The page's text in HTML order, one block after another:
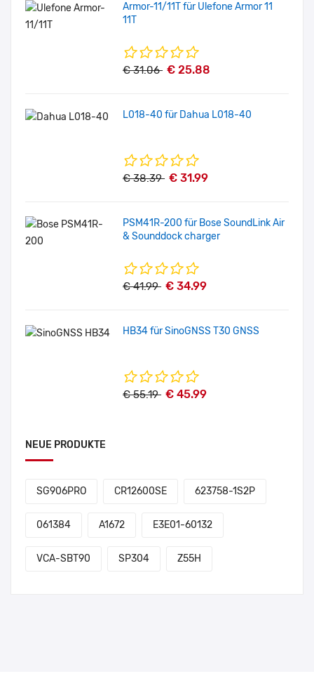
Armor-11/11T für Ulefone Armor 11
11T
€ 31.06 € 25.88
L018-40 für Dahua L018-40
€ 38.39 € 31.99
PSM41R-200 für Bose SoundLink Air
& Sounddock charger
€ 41.99 € 34.99
HB34 für SinoGNSS T30 GNSS
€ 55.19 € 45.99
NEUE PRODUKTE
SG906PRO CR12600SE 623758-1S2P
061384 A1672 E3E01-60132
VCA-SBT90 SP304 Z55H